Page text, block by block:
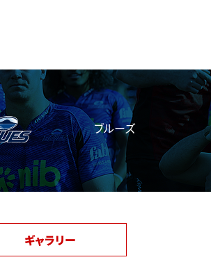
ブルーズ
ギャラリー